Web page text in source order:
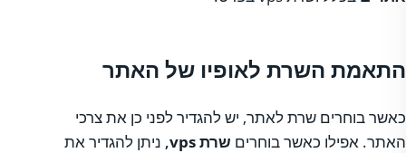
התאמת השרת לאופיו של האתר
כאשר בוחרים שרת לאתר, יש להגדיר לפני כן את צרכי
האתר. אפילו כאשר בוחרים שרתvps
, ניתן להגדיר את